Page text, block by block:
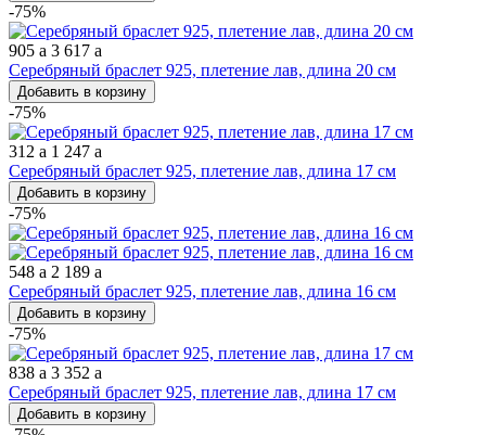
-75%
905 a 3 617 a
Серебряный браслет 925, плетение лав, длина 20 см
Добавить в корзину
-75%
312 a 1 247 a
Серебряный браслет 925, плетение лав, длина 17 см
Добавить в корзину
-75%
548 a 2 189 a
Серебряный браслет 925, плетение лав, длина 16 см
Добавить в корзину
-75%
838 a 3 352 a
Серебряный браслет 925, плетение лав, длина 17 см
Добавить в корзину